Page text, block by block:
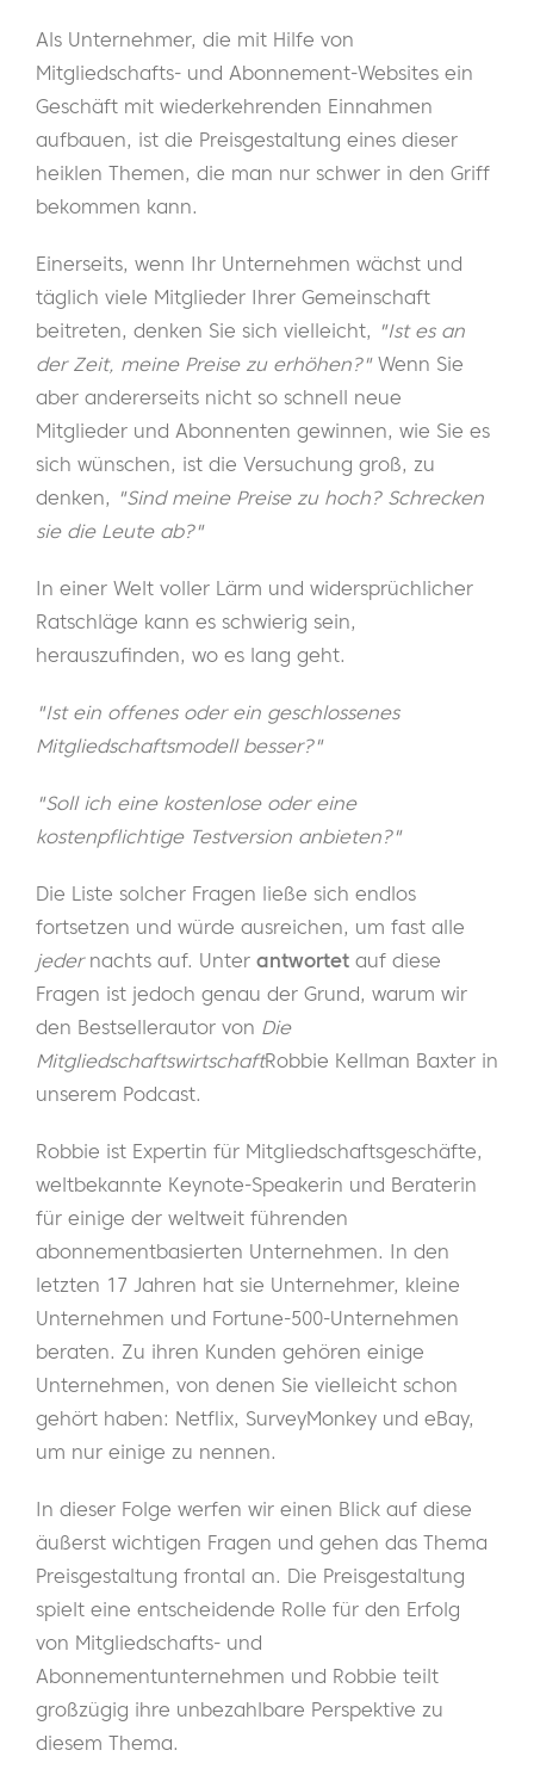
Als Unternehmer, die mit Hilfe von
Mitgliedschafts- und Abonnement-Websites ein
Geschäft mit wiederkehrenden Einnahmen
aufbauen, ist die Preisgestaltung eines dieser
heiklen Themen, die man nur schwer in den Griff
bekommen kann.
Einerseits, wenn Ihr Unternehmen wächst und
täglich viele Mitglieder Ihrer Gemeinschaft
beitreten, denken Sie sich vielleicht, "Ist es an
der Zeit, meine Preise zu erhöhen?"Wenn Sie
aber andererseits nicht so schnell neue
Mitglieder und Abonnenten gewinnen, wie Sie es
sich wünschen, ist die Versuchung groß, zu
denken, "Sind meine Preise zu hoch? Schrecken
sie die Leute ab?"
In einer Welt voller Lärm und widersprüchlicher
Ratschläge kann es schwierig sein,
herauszufinden, wo es lang geht.
"Ist ein offenes oder ein geschlossenes
Mitgliedschaftsmodell besser?"
"Soll ich eine kostenlose oder eine
kostenpflichtige Testversion anbieten?"
Die Liste solcher Fragen ließe sich endlos
fortsetzen und würde ausreichen, um fast alle
jedernachts auf. Unter antwortet auf diese
Fragen ist jedoch genau der Grund, warum wir
den Bestsellerautor von Die
MitgliedschaftswirtschaftRobbie Kellman Baxter in
unserem Podcast.
Robbie ist Expertin für Mitgliedschaftsgeschäfte,
weltbekannte Keynote-Speakerin und Beraterin
für einige der weltweit führenden
abonnementbasierten Unternehmen. In den
letzten 17 Jahren hat sie Unternehmer, kleine
Unternehmen und Fortune-500-Unternehmen
beraten. Zu ihren Kunden gehören einige
Unternehmen, von denen Sie vielleicht schon
gehört haben: Netflix, SurveyMonkey und eBay,
um nur einige zu nennen.
In dieser Folge werfen wir einen Blick auf diese
äußerst wichtigen Fragen und gehen das Thema
Preisgestaltung frontal an. Die Preisgestaltung
spielt eine entscheidende Rolle für den Erfolg
von Mitgliedschafts- und
Abonnementunternehmen und Robbie teilt
großzügig ihre unbezahlbare Perspektive zu
diesem Thema.